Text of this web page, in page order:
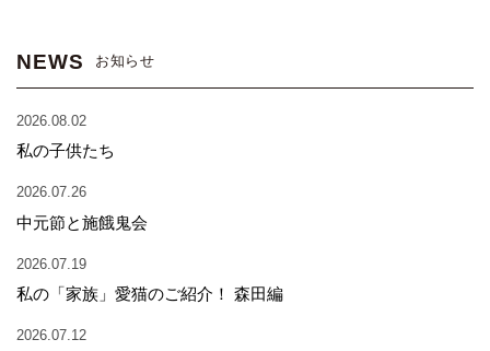
NEWS お知らせ
2026.08.02
私の子供たち
2026.07.26
中元節と施餓鬼会
2026.07.19
私の「家族」愛猫のご紹介！ 森田編
2026.07.12